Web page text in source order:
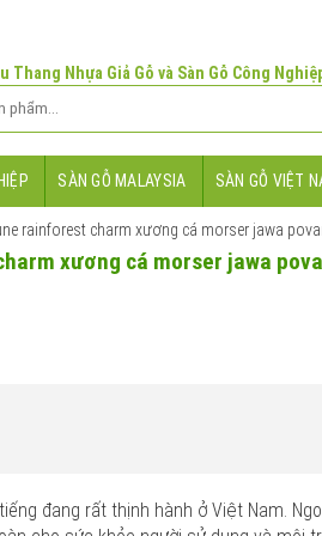
Thang Nhựa Giả Gỗ và Sàn Gỗ Công
SÀN GỖ MALAYSIA SÀN GỖ VIỆT
rainforest charm xương cá morser jawa
xương cá morser jawa
đang rất thịnh hành ở Việt Nam.